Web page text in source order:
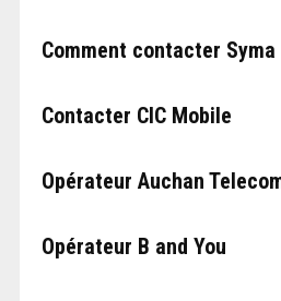
Comment contacter Syma
Contacter CIC Mobile
Opérateur Auchan
Opérateur B and You